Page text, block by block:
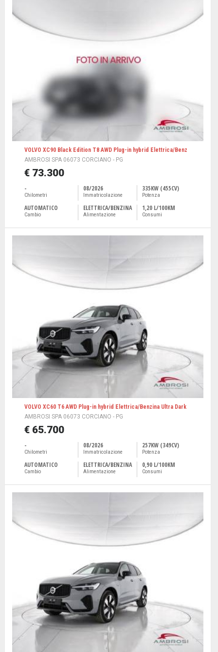
VOLVO XC90 Black Edition T8 AWD Plug-in hybrid Elettrica/Benz
AMBROSI SPA 06073 CORCIANO - PG
€ 73.300
-
Chilometri
08/2026
Immatricolazione
335KW (455CV)
Potenza
AUTOMATICO
Cambio
ELETTRICA/BENZINA
Alimentazione
1,20 L/100KM
Consumi
VOLVO XC60 T6 AWD Plug-in hybrid Elettrica/Benzina Ultra Dark
AMBROSI SPA 06073 CORCIANO - PG
€ 65.700
-
Chilometri
08/2026
Immatricolazione
257KW (349CV)
Potenza
AUTOMATICO
Cambio
ELETTRICA/BENZINA
Alimentazione
0,90 L/100KM
Consumi